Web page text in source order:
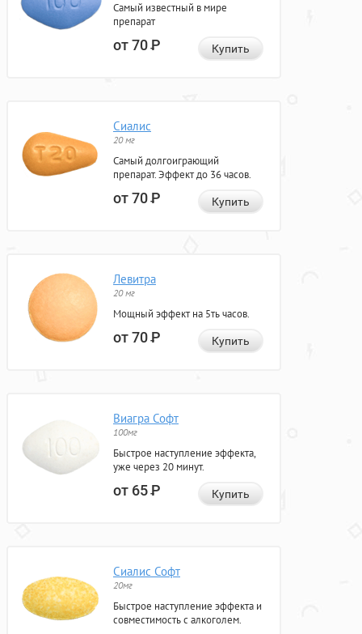
Самый известный в мире
препарат
от 70Р Купить
Сиалис
20 мг
Самый долгоиграющий
препарат. Эффект до 36 часов.
от 70Р Купить
Левитра
20 мг
Мощный эффект на 5ть часов.
от 70Р Купить
Виагра Софт
100мг
Быстрое наступление эффекта,
уже через 20 минут.
от 65Р Купить
Сиалис Софт
20мг
Быстрое наступление эффекта и
совместимость с алкоголем.